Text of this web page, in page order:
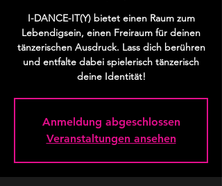
I-DANCE-IT(Y) bietet einen Raum zum
Lebendigsein, einen Freiraum für deinen
tänzerischen Ausdruck. Lass dich berühren
und entfalte dabei spielerisch tänzerisch
deine Identität!
Anmeldung abgeschlossen
Veranstaltungen ansehen